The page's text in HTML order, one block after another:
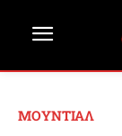
ΜΟΥΝΤΙΑΛ